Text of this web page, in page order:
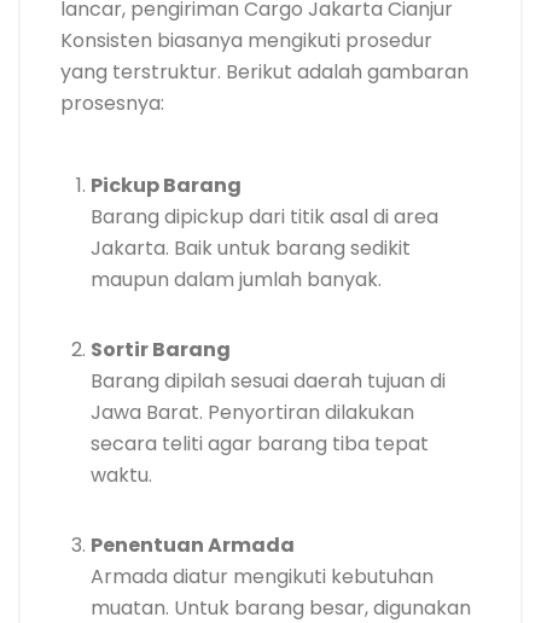
lancar, pengiriman Cargo Jakarta Cianjur
Konsisten biasanya mengikuti prosedur
yang terstruktur. Berikut adalah gambaran
prosesnya:
Pickup Barang
Barang dipickup dari titik asal di area
Jakarta. Baik untuk barang sedikit
maupun dalam jumlah banyak.
Sortir Barang
Barang dipilah sesuai daerah tujuan di
Jawa Barat. Penyortiran dilakukan
secara teliti agar barang tiba tepat
waktu.
Penentuan Armada
Armada diatur mengikuti kebutuhan
muatan. Untuk barang besar, digunakan